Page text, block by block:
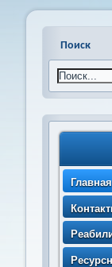
Поиск
Главная
>